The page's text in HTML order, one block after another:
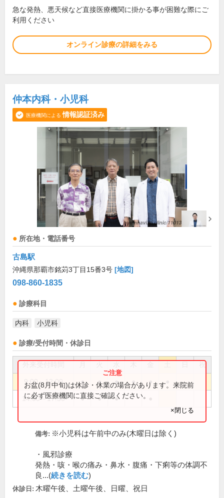
急な発熱、悪天候など直接医療機関に掛かる事が困難な際にご
利用ください
オンライン診療の詳細をみる
仲本内科・小児科
医療機関による 情報認証済み
所在地・電話番号
古島駅
沖縄県那覇市銘苅3丁目15番3号 [地図]
098-860-1835
診療科目
内科 小児科
診療/受付時間・休診日
祝
9:00～12:00 ● ● ● ● ●
14:00～17:30 ● ● ●
お盆(8月中旬)は休診・休業の場合があります。来院前
に必ず医療機関に直接ご確認ください。
×閉じる
備考: ※小児科は午前中のみ(木曜日は除く)
・風邪診療
発熱・咳・喉の痛み・鼻水・腹痛・下痢等の体調不
良...(続きを読む)
休診日: 木曜午後、土曜午後、日曜、祝日